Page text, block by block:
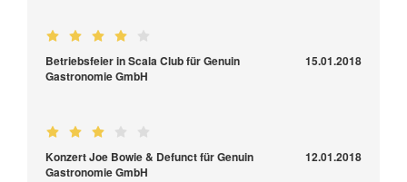
Betriebsfeier in Scala Club für Genuin
Gastronomie GmbH
15.01.2018
Konzert Joe Bowie & Defunct für Genuin
Gastronomie GmbH
12.01.2018